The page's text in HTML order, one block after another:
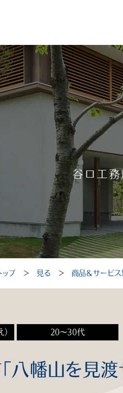
情報 資料請
ウス
間：10～18時（定休日：毎週水曜、毎
谷口工務
プ ＞ 見る ＞ 商品＆サービ
20～30代
八幡山を見渡